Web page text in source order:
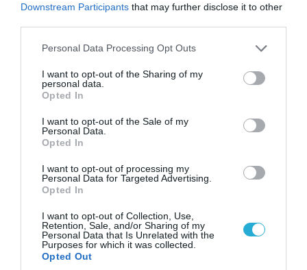
Downstream Participants that may further disclose it to other
Please note that this website/app uses one or more Google
not limited to your visit or usage behaviour. You may click to
grant or deny consent to Google and its third-party tags to
use your data for below specified purposes in below Google
consent section.
Personal Data Processing Opt Outs
I want to opt-out of the Sharing of my
personal data.
Opted In
I want to opt-out of the Sale of my
Personal Data.
Opted In
I want to opt-out of processing my
Personal Data for Targeted Advertising.
Opted In
I want to opt-out of Collection, Use,
Retention, Sale, and/or Sharing of my
Personal Data that Is Unrelated with the
Purposes for which it was collected.
Opted Out
07.08.2026 | 08:02
Κλιμακώνουν οι Χούθι: Eξαπέλυσαν επιθέσεις
κατά στρατιωτικών δυνάμεων στην Υεμένη –
Πλήγματα & στη Σαουδική Αραβία!